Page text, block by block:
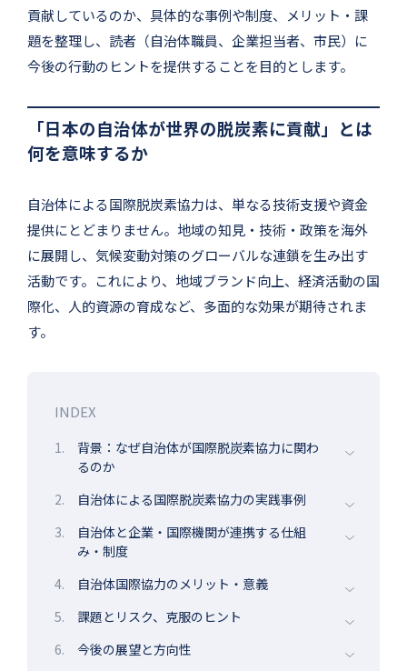
貢献しているのか、具体的な事例や制度、メリット・課
題を整理し、読者（自治体職員、企業担当者、市民）に
今後の行動のヒントを提供することを目的とします。
「日本の自治体が世界の脱炭素に貢献」とは
何を意味するか
自治体による国際脱炭素協力は、単なる技術支援や資金
提供にとどまりません。地域の知見・技術・政策を海外
に展開し、気候変動対策のグローバルな連鎖を生み出す
活動です。これにより、地域ブランド向上、経済活動の国
際化、人的資源の育成など、多面的な効果が期待されま
す。
INDEX
1.
背景：なぜ自治体が国際脱炭素協力に関わ
るのか
2.
自治体による国際脱炭素協力の実践事例
3.
自治体と企業・国際機関が連携する仕組
み・制度
4.
自治体国際協力のメリット・意義
5.
課題とリスク、克服のヒント
6.
今後の展望と方向性